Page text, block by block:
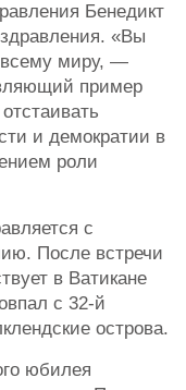
Бенедикт
«Вы
миру, —
пример
и демократии в
роли
с
После встречи
в Ватикане
с 32-й
острова.
юбилея